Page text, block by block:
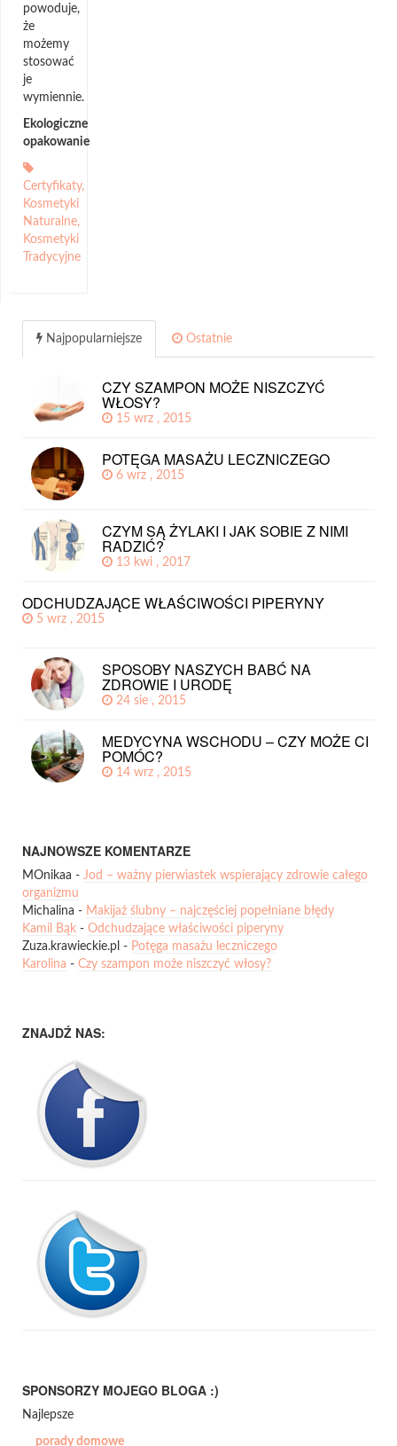
powoduje,
że
możemy
stosować
je
wymiennie.
Ekologiczne
opakowanie
Certyfikaty,
Kosmetyki
Naturalne,
Kosmetyki
Tradycyjne
Najpopularniejsze Ostatnie
CZY SZAMPON MOŻE NISZCZYĆ
WŁOSY?
15 wrz , 2015
POTĘGA MASAŻU LECZNICZEGO
6 wrz , 2015
CZYM SĄ ŻYLAKI I JAK SOBIE Z NIMI
RADZIĆ?
13 kwi , 2017
ODCHUDZAJĄCE WŁAŚCIWOŚCI PIPERYNY
5 wrz , 2015
SPOSOBY NASZYCH BABĆ NA
ZDROWIE I URODĘ
24 sie , 2015
MEDYCYNA WSCHODU – CZY MOŻE CI
POMÓC?
14 wrz , 2015
NAJNOWSZE KOMENTARZE
MOnikaa - Jod – ważny pierwiastek wspierający zdrowie całego
organizmu
Michalina - Makijaż ślubny – najczęściej popełniane błędy
Kamil Bąk - Odchudzające właściwości piperyny
Zuza.krawieckie.pl - Potęga masażu leczniczego
Karolina - Czy szampon może niszczyć włosy?
ZNAJDŹ NAS:
SPONSORZY MOJEGO BLOGA :)
Najlepsze
porady domowe